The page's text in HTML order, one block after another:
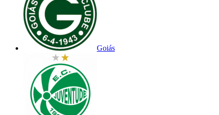
Goiás